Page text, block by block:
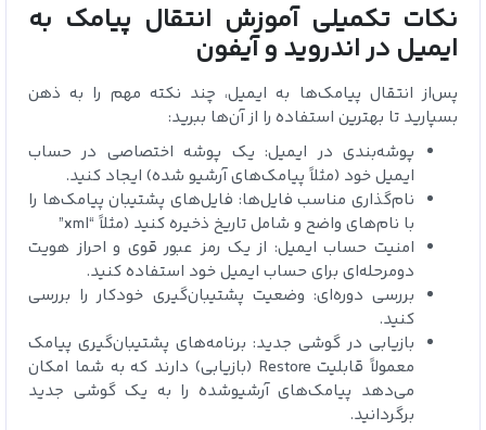
نکات تکمیلی آموزش انتقال پیامک‌ به
ایمیل در اندروید و آیفون
پس‌از انتقال پیامک‌ها به ایمیل، چند نکته مهم را به ذهن
بسپارید تا بهترین استفاده را از آن‌ها ببرید:
پوشه‌بندی در ایمیل: یک پوشه اختصاصی در حساب
ایمیل خود (مثلاً پیامک‌های آرشیو شده) ایجاد کنید.
نام‌گذاری مناسب فایل‌ها: فایل‌های پشتیبان پیامک‌ها را
با نام‌های واضح و شامل تاریخ ذخیره کنید (مثلاً “xml”
امنیت حساب ایمیل: از یک رمز عبور قوی و احراز هویت
دومرحله‌ای برای حساب ایمیل خود استفاده کنید.
بررسی دوره‌ای: وضعیت پشتیبان‌گیری خودکار را بررسی
کنید.
بازیابی در گوشی جدید: برنامه‌های پشتیبان‌گیری پیامک
معمولاً قابلیت Restore (بازیابی) دارند که به شما امکان
می‌دهد پیامک‌های آرشیوشده را به یک گوشی جدید
برگردانید.